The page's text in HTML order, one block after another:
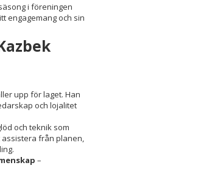
i föreningen
engagemang och sin
upp för laget. Han
och lojalitet
och teknik som
assistera från planen,
–